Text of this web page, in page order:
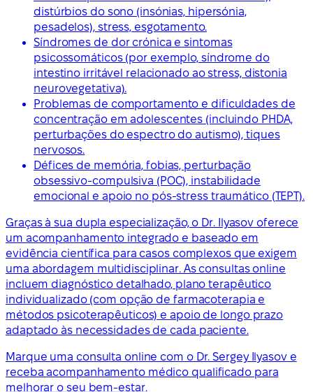
distúrbios do sono (insónias, hipersónia,
pesadelos), stress, esgotamento.
Síndromes de dor crónica e sintomas
psicossomáticos (por exemplo, síndrome do
intestino irritável relacionado ao stress, distonia
neurovegetativa).
Problemas de comportamento e dificuldades de
concentração em adolescentes (incluindo PHDA,
perturbações do espectro do autismo), tiques
nervosos.
Défices de memória, fobias, perturbação
obsessivo-compulsiva (POC), instabilidade
emocional e apoio no pós-stress traumático (TEPT).
Graças à sua dupla especialização, o Dr. Ilyasov oferece
um acompanhamento integrado e baseado em
evidência científica para casos complexos que exigem
uma abordagem multidisciplinar. As consultas online
incluem diagnóstico detalhado, plano terapêutico
individualizado (com opção de farmacoterapia e
métodos psicoterapêuticos) e apoio de longo prazo
adaptado às necessidades de cada paciente.
Marque uma consulta online com o Dr. Sergey Ilyasov e
receba acompanhamento médico qualificado para
melhorar o seu bem-estar.